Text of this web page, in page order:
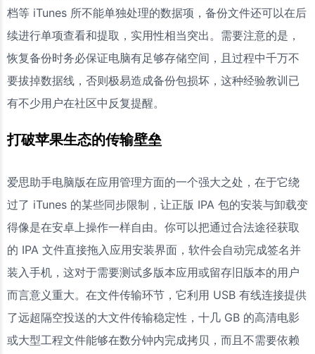
档等 iTunes 所不能单独处理的数据项，备份文件还可以在后
续进行单项查看和提取，实用性相当突出。需要注意的是，
恢复备份时务必保证电脑有足够存储空间，且过程中千万不
要拔掉数据线，否则极易造成备份包损坏，这种经验教训已
有不少用户在社区中反复提醒。
打破苹果生态的传输壁垒
爱思助手电脑版在应用管理方面的一个强大之处，在于它绕
过了 iTunes 的某些同步限制，让正版 IPA 包的安装与卸载变
得像是在安卓上操作一样自由。你可以把通过合法途径获取
的 IPA 文件直接拖入应用安装界面，软件会自动完成签名并
装入手机，这对于需要测试多版本应用或留存旧版本的用户
而言意义重大。在文件传输环节，它利用 USB 有线连接提供
了远超隔空投送的大文件传输稳定性，十几 GB 的高清电影
或大型工程文件能够在数分钟内完成拷贝，而且不需要依赖